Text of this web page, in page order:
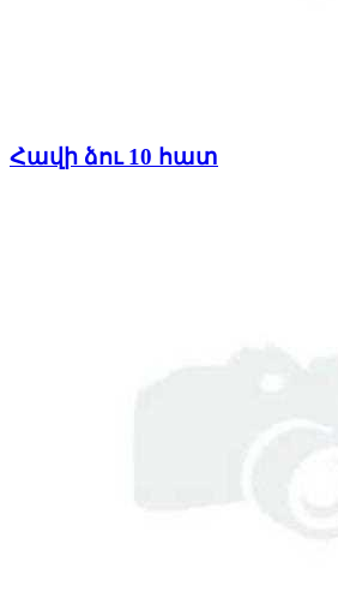
Հավի ձու 10 հատ